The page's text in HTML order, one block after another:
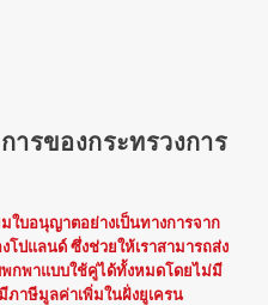
ารของกระทรวงการ
ใบอนุญาตอย่างเป็นทางการจาก
ปแลนด์ ซึ่งช่วยให้เราสามารถส่ง
กพาแบบใช้คู่ได้ทั้งหมดโดยไม่มี
าษีมูลค่าเพิ่มในฝั่งยูเครน